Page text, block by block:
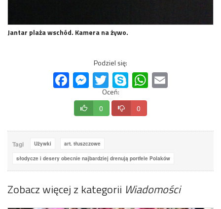
Jantar plaża wschód. Kamera na żywo.
Podziel się:
FacebookMessenger
Twitter Skype WhatsApp
Oceń:
0 0
Tagi Używki art. tłuszczowe
słodycze i desery obecnie najbardziej drenują portfele Polaków
Zobacz więcej z kategorii Wiadomości